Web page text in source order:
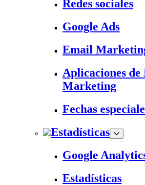
Redes sociales
Google Ads
Email
Aplicaciones
Marketing
Fechas
Estadísticas
Google
Estadísticas